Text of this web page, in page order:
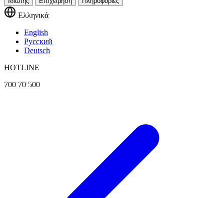
Ελληνικά
English
Русский
Deutsch
HOTLINE
700 70 500